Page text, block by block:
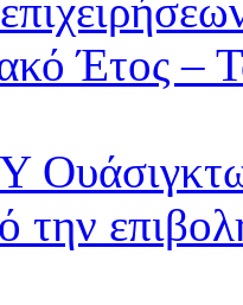
Έτος –
την